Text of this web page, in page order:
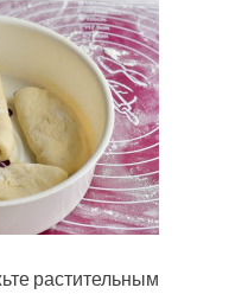
растительным